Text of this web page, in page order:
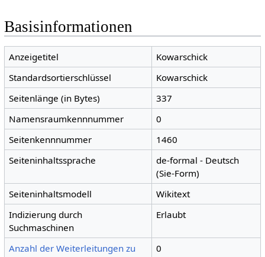
Basisinformationen
Anzeigetitel
Kowarschick
Standardsortierschlüssel
Kowarschick
Seitenlänge (in Bytes)
337
Namensraumkennnummer
0
Seitenkennnummer
1460
Seiteninhaltssprache
de-formal - Deutsch
(Sie-Form)
Seiteninhaltsmodell
Wikitext
Indizierung durch
Suchmaschinen
Erlaubt
Anzahl der Weiterleitungen zu
0